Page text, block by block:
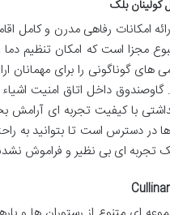
کولینان بلک
امکانات رفاهی مدرن و کامل
مجزا است که امکان تنظیم
گوناگونی را برای مهمانان
گاوصندوق داخل اتاق امنیت
با کیفیت تجربه ای آرامش
در دسترس است تا بتوانید به
تجربه ای بی نظیر و فراموش